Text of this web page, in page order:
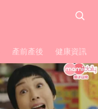
產前產後 健康資訊